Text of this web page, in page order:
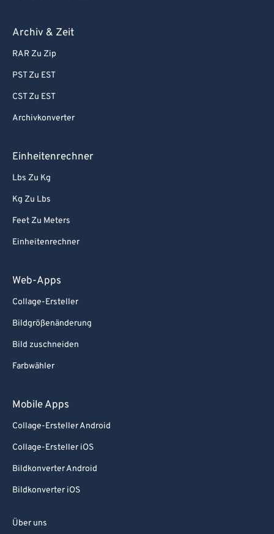
Archiv & Zeit
RAR Zu Zip
PST Zu EST
CST Zu EST
Archivkonverter
Einheitenrechner
Lbs Zu Kg
Kg Zu Lbs
Feet Zu Meters
Einheitenrechner
Web-Apps
Collage-Ersteller
Bildgrößenänderung
Bild zuschneiden
Farbwähler
Mobile Apps
Collage-Ersteller Android
Collage-Ersteller iOS
Bildkonverter Android
Bildkonverter iOS
Über uns